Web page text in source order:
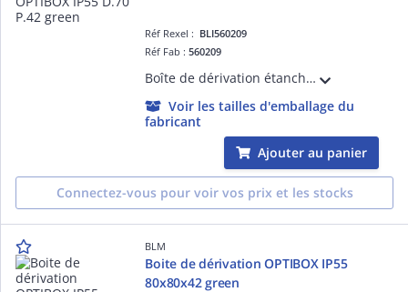
Réf Rexel : BLI560209
Réf Fab :560209
Boîte de dérivation étanche avec 4 entrées bi-injectées et repérage des ' de passage. Volume optimisé. Insertion directe des câbles. Accepte câbles et tubes de 4 à 20mm.
Voir les tailles d'emballage du
fabricant
Ajouter au panier
Connectez-vous pour voir vos prix et les stocks
BLM
Boite de dérivation OPTIBOX IP55
80x80x42 green